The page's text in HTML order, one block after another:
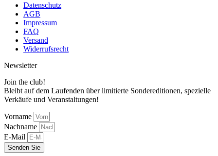
Datenschutz
AGB
Impressum
FAQ
Versand
Widerrufsrecht
Newsletter
Join the club!
Bleibt auf dem Laufenden über limitierte Sondereditionen, spezielle
Verkäufe und Veranstaltungen!
Vorname
Nachname
E-Mail
Senden Sie